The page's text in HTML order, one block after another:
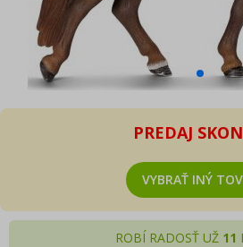
PREDAJ
VYBRAŤ INÝ
ROBÍ RADOSŤ UŽ 11